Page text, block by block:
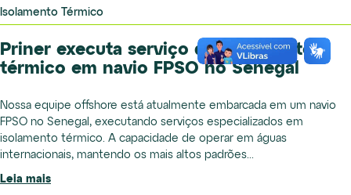
Isolamento Térmico
Priner executa serviço de Isolamento
térmico em navio FPSO no Senegal
Nossa equipe offshore está atualmente embarcada em um navio
FPSO no Senegal, executando serviços especializados em
isolamento térmico. A capacidade de operar em águas
internacionais, mantendo os mais altos padrões...
Leia mais